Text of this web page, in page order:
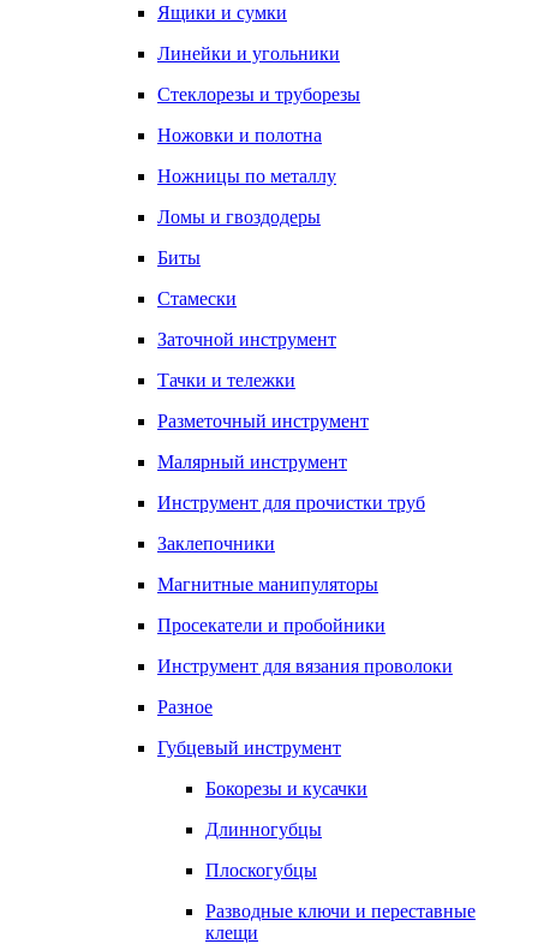
Ящики и сумки
Линейки и угольники
Стеклорезы и труборезы
Ножовки и полотна
Ножницы по металлу
Ломы и гвоздодеры
Биты
Стамески
Заточной инструмент
Тачки и тележки
Разметочный инструмент
Малярный инструмент
Инструмент для прочистки труб
Заклепочники
Магнитные манипуляторы
Просекатели и пробойники
Инструмент для вязания проволоки
Разное
Губцевый инструмент
Бокорезы и кусачки
Длинногубцы
Плоскогубцы
Разводные ключи и переставные
клещи